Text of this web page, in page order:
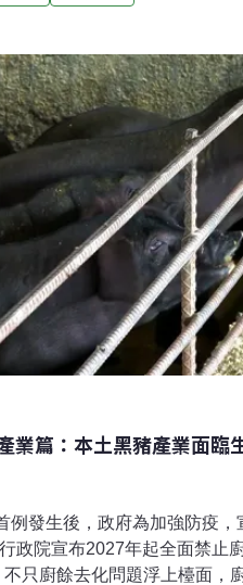
公園海豚秀落幕 將轉型海豚
遠雄海洋公園表示，海豚傳
廣海洋教育與傳遞保育理念
契互動。（中央社報導）
業篇：本土黑豬產業面臨
例發生後，政府為加強防疫，
政院宣布2027年起全面禁止
只廚餘去化問題浮上檯面，